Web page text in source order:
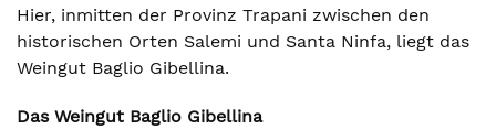
Hier, inmitten der Provinz Trapani zwischen den
historischen Orten Salemi und Santa Ninfa, liegt das
Weingut Baglio Gibellina.
Das Weingut Baglio Gibellina